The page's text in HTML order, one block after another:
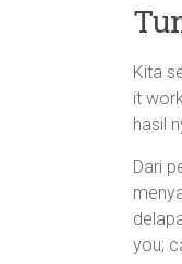
Kita
it
hasil
Dari
you;